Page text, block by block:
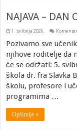
NAJAVA – DAN
1. svibnja 2026.
Pozivamo sve
njihove roditelje da
će se održati: 5.
škola dr. fra Slavka
školu, profesore i
programima …
Opširnije »